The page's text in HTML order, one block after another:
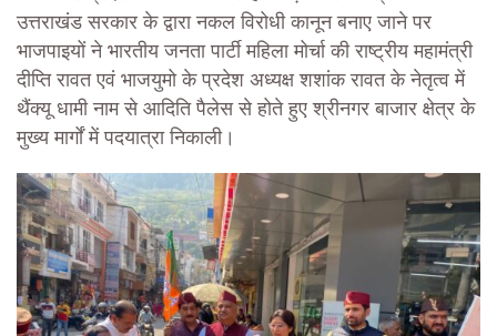
उत्तराखंड सरकार के द्वारा नकल विरोधी कानून बनाए जाने पर
भाजपाइयों ने भारतीय जनता पार्टी महिला मोर्चा की राष्ट्रीय महामंत्री
दीप्ति रावत एवं भाजयुमो के प्रदेश अध्यक्ष शशांक रावत के नेतृत्व में
थैंक्यू धामी नाम से आदिति पैलेस से होते हुए श्रीनगर बाजार क्षेत्र के
मुख्य मार्गों में पदयात्रा निकाली।